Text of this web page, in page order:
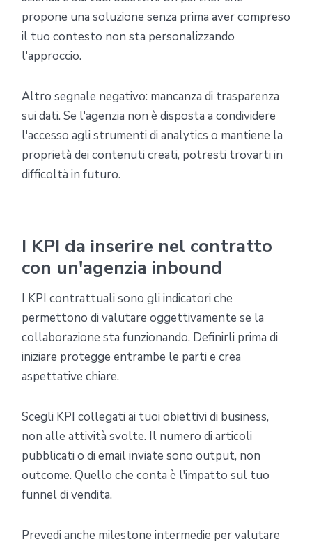
propone una soluzione senza prima aver compreso
il tuo contesto non sta personalizzando
l'approccio.
Altro segnale negativo: mancanza di trasparenza
sui dati. Se l'agenzia non è disposta a condividere
l'accesso agli strumenti di analytics o mantiene la
proprietà dei contenuti creati, potresti trovarti in
difficoltà in futuro.
I KPI da inserire nel contratto
con un'agenzia inbound
I KPI contrattuali sono gli indicatori che
permettono di valutare oggettivamente se la
collaborazione sta funzionando. Definirli prima di
iniziare protegge entrambe le parti e crea
aspettative chiare.
Scegli KPI collegati ai tuoi obiettivi di business,
non alle attività svolte. Il numero di articoli
pubblicati o di email inviate sono output, non
outcome. Quello che conta è l'impatto sul tuo
funnel di vendita.
Prevedi anche milestone intermedie per valutare